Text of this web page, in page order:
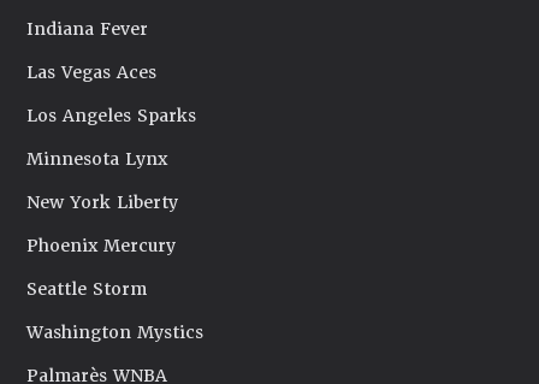
Indiana Fever
Las Vegas Aces
Los Angeles Sparks
Minnesota Lynx
New York Liberty
Phoenix Mercury
Seattle Storm
Washington Mystics
Palmarès WNBA